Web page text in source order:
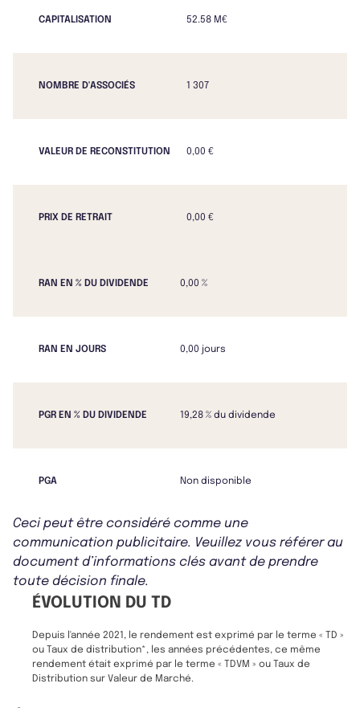
CAPITALISATION 52.58 M€
NOMBRE D'ASSOCIÉS 1 307
VALEUR DE RECONSTITUTION 0,00 €
PRIX DE RETRAIT 0,00 €
RAN EN % DU DIVIDENDE 0,00 %
RAN EN JOURS 0,00 jours
PGR EN % DU DIVIDENDE 19,28 % du dividende
PGA Non disponible
Ceci peut être considéré comme une
communication publicitaire. Veuillez vous référer au
document d’informations clés avant de prendre
toute décision finale.
ÉVOLUTION DU TD
Depuis l'année 2021, le rendement est exprimé par le terme « TD »
ou Taux de distribution*, les années précédentes, ce même
rendement était exprimé par le terme « TDVM » ou Taux de
Distribution sur Valeur de Marché.